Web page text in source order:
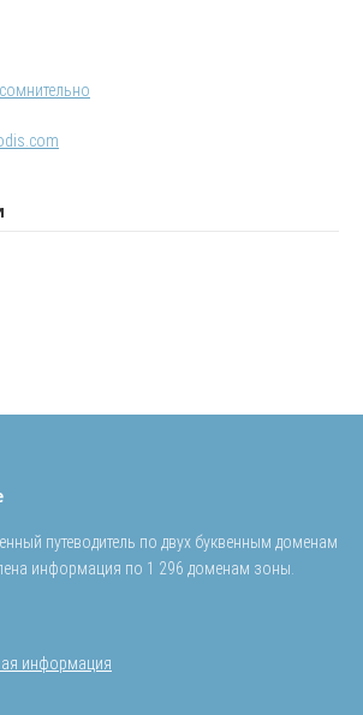
путеводитель по двух буквенным доменам
информация по 1 296 доменам зоны.
информация